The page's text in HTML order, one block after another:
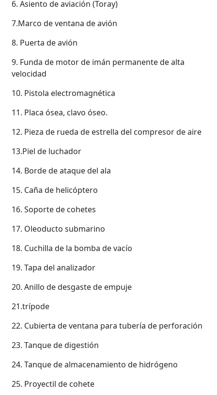
6. Asiento de aviación (Toray)
7.Marco de ventana de avión
8. Puerta de avión
9. Funda de motor de imán permanente de alta
velocidad
10. Pistola electromagnética
11. Placa ósea, clavo óseo.
12. Pieza de rueda de estrella del compresor de aire
13.Piel de luchador
14. Borde de ataque del ala
15. Caña de helicóptero
16. Soporte de cohetes
17. Oleoducto submarino
18. Cuchilla de la bomba de vacío
19. Tapa del analizador
20. Anillo de desgaste de empuje
21.trípode
22. Cubierta de ventana para tubería de perforación
23. Tanque de digestión
24. Tanque de almacenamiento de hidrógeno
25. Proyectil de cohete